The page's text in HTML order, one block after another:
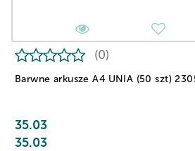
Barwne arkusze A4 UNIA (50 szt)
(0)
35.03
35.03